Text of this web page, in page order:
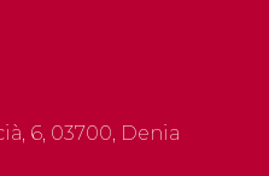
6, 03700, Denia